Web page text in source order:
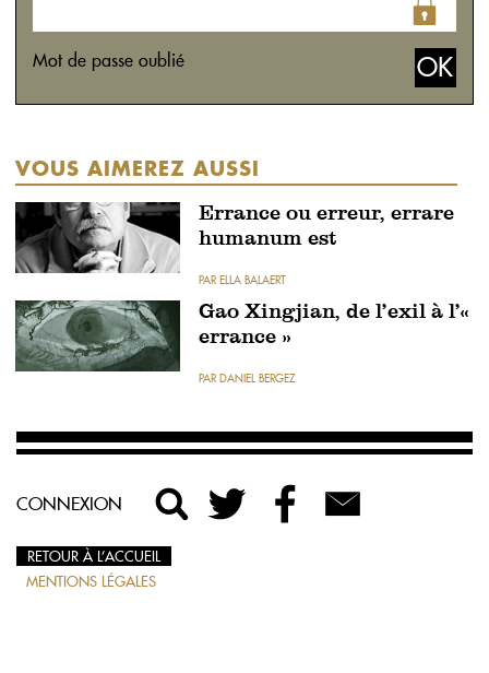
Mot de passe oublié
VOUS AIMEREZ AUSSI
Errance ou erreur, errare
humanum est
PAR ELLA BALAERT
Gao Xingjian, de l’exil à l’«
errance »
PAR DANIEL BERGEZ
CONNEXION
RETOUR À L’ACCUEIL
MENTIONS LÉGALES